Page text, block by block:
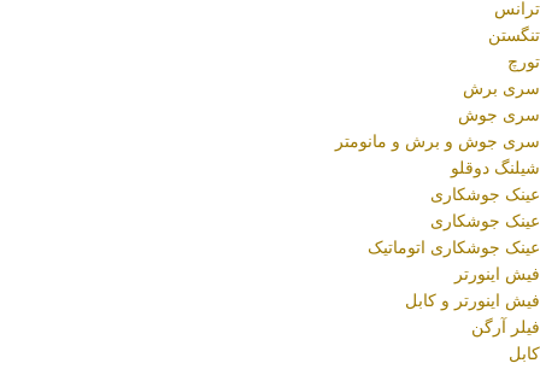
ترانس
تنگستن
تورچ
سری برش
سری جوش
سری جوش و برش و مانومتر
شیلنگ دوقلو
عینک جوشکاری
عینک جوشکاری
عینک جوشکاری اتوماتیک
فیش اینورتر
فیش اینورتر و کابل
فیلر آرگن
کابل